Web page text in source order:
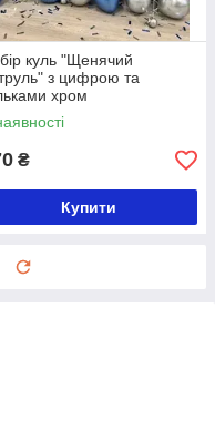
куль "Щенячий
з цифрою та
хром
₴
Купити